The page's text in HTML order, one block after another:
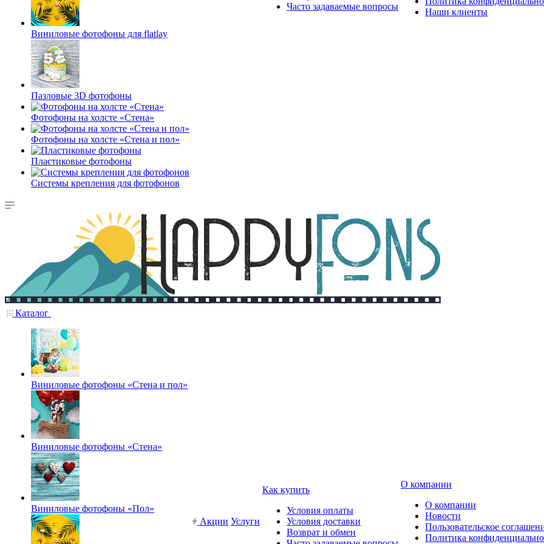
Виниловые фотофоны для flatlay
Пазловые 3D фотофоны
Фотофоны на холсте «Стена»
Фотофоны на холсте «Стена и пол»
Пластиковые фотофоны
Системы крепления для фотофонов
Часто задаваемые вопросы
Наши клиенты
Каталог
Виниловые фотофоны «Стена и пол»
Виниловые фотофоны «Стена»
Виниловые фотофоны «Пол»
Акции Услуги
Как купить
Условия оплаты
Условия доставки
Возврат и обмен
О компании
О компании
Новости
Пользовательское
Политика